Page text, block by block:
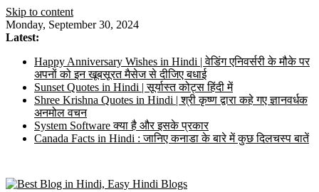
Skip to content
Monday, September 30, 2024
Latest:
Happy Anniversary Wishes in Hindi | वेडिंग एनिवर्सरी के मौके पर
अपनों को इन खूबसूरत मैसेज से दीजिए बधाई
Sunset Quotes in Hindi | सूर्यास्त कोट्स हिंदी में
Shree Krishna Quotes in Hindi | श्री कृष्ण द्वारा कहे गए ज्ञानवर्धक
अनमोल वचन
System Software क्या है और इसके प्रकार
Canada Facts in Hindi : जानिए कनाडा के बारे में कुछ दिलचस्प बातें